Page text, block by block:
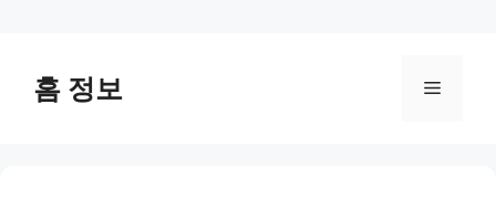
content홈 정보 Menu